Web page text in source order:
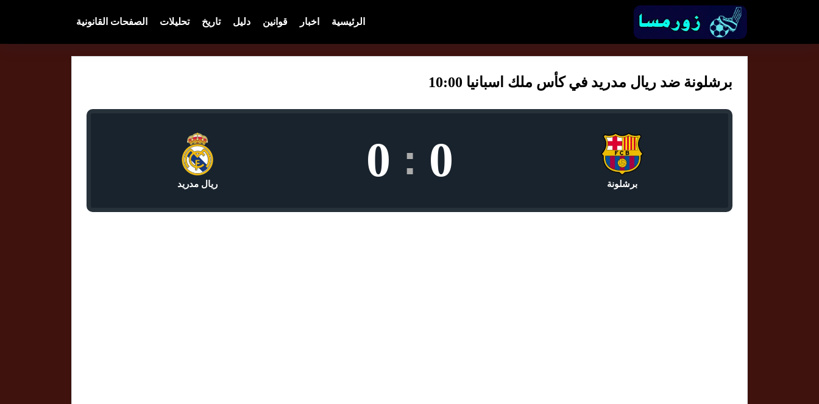
الرئيسية اخبار قوانين دليل تاريخ تحليلات الصفحات القانونية
برشلونة ضد ريال مدريد في كأس ملك اسبانيا 10:00
برشلونة 0
:
0 ريال مدريد